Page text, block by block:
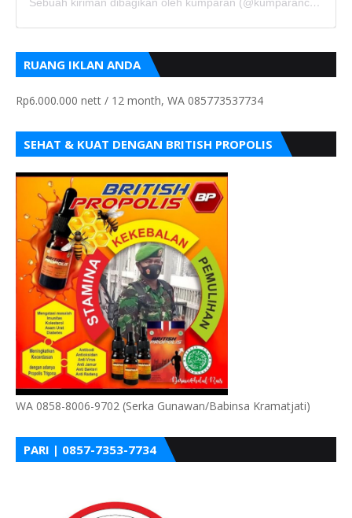
RUANG IKLAN ANDA
Rp6.000.000 nett / 12 month, WA 085773537734
SEHAT & KUAT DENGAN BRITISH PROPOLIS
WA 0858-8006-9702 (Serka Gunawan/Babinsa Kramatjati)
PARI | 0857-7353-7734